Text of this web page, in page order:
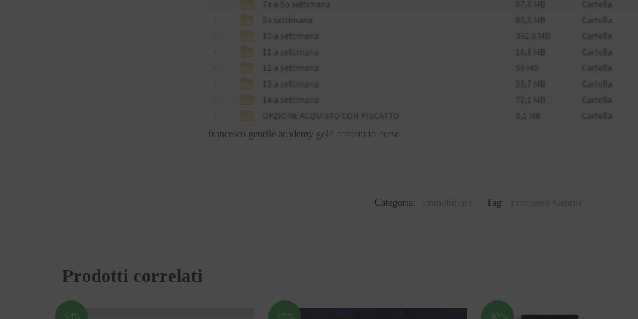
francesco gentile academy gold contenuto corso
Categoria: Tag:
Prodotti correlati
-94% -95% -92%